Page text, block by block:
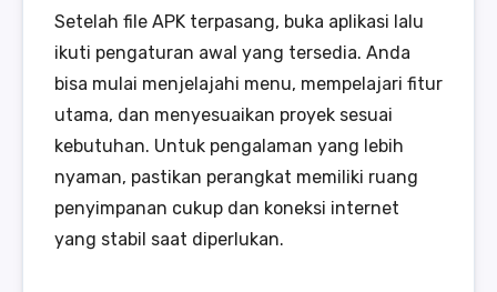
Setelah file APK terpasang, buka aplikasi lalu
ikuti pengaturan awal yang tersedia. Anda
bisa mulai menjelajahi menu, mempelajari fitur
utama, dan menyesuaikan proyek sesuai
kebutuhan. Untuk pengalaman yang lebih
nyaman, pastikan perangkat memiliki ruang
penyimpanan cukup dan koneksi internet
yang stabil saat diperlukan.